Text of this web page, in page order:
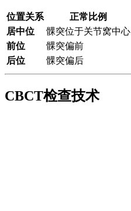
位置关系
正常比例
居中位
髁突位于关节窝中心
前位
髁突偏前
后位
髁突偏后
CBCT检查技术